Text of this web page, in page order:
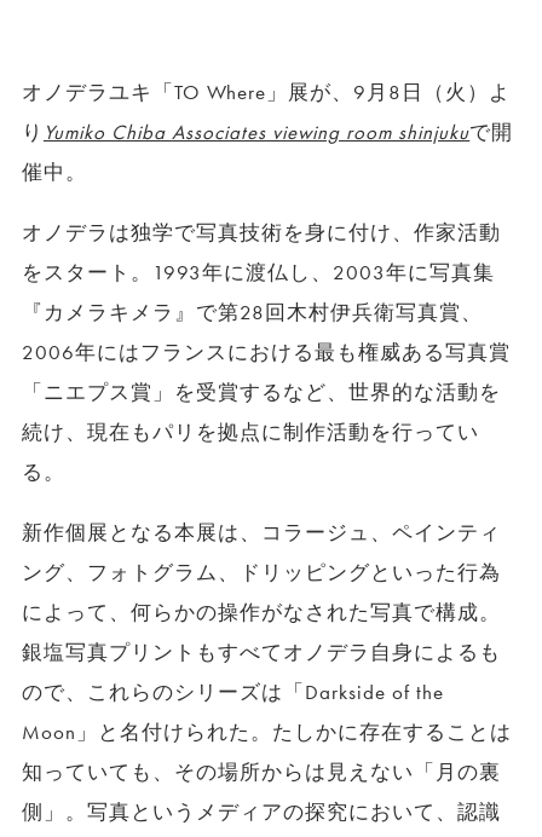
オノデラユキ「TO Where」展が、9月8日（火）よ
り Yumiko Chiba Associates viewing room shinjukuで開
催中。
オノデラは独学で写真技術を身に付け、作家活動
をスタート。1993年に渡仏し、2003年に写真集
『カメラキメラ』で第28回木村伊兵衛写真賞、
2006年にはフランスにおける最も権威ある写真賞
「ニエプス賞」を受賞するなど、世界的な活動を
続け、現在もパリを拠点に制作活動を行ってい
る。
新作個展となる本展は、コラージュ、ペインティ
ング、フォトグラム、ドリッピングといった行為
によって、何らかの操作がなされた写真で構成。
銀塩写真プリントもすべてオノデラ自身によるも
ので、これらのシリーズは「Darkside of the
Moon」と名付けられた。たしかに存在することは
知っていても、その場所からは見えない「月の裏
側」。写真というメディアの探究において、認識